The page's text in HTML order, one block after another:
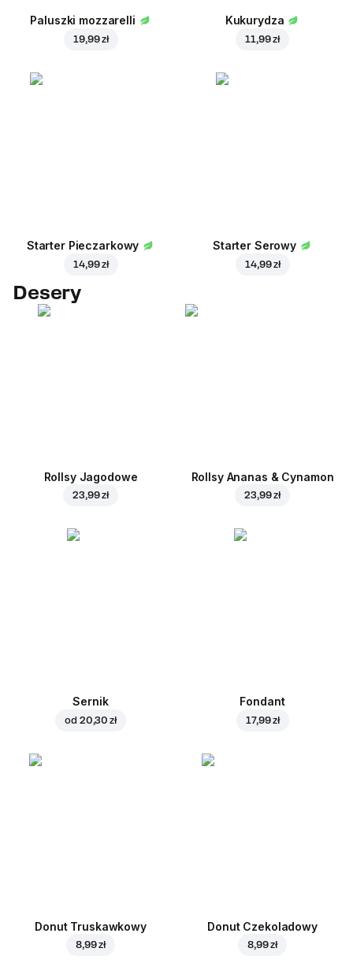
Paluszki mozzarelli
19,99 zł
Kukurydza
11,99 zł
Starter Pieczarkowy
14,99 zł
Starter Serowy
14,99 zł
Desery
Rollsy Jagodowe
23,99 zł
Rollsy Ananas & Cynamon
23,99 zł
Sernik
od 20,30 zł
Fondant
17,99 zł
Donut Truskawkowy
8,99 zł
Donut Czekoladowy
8,99 zł